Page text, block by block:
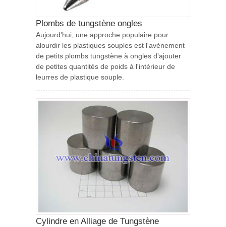
Plombs de tungstène ongles
Aujourd'hui, une approche populaire pour
alourdir les plastiques souples est l'avènement
de petits plombs tungstène à ongles d'ajouter
de petites quantités de poids à l'intérieur de
leurres de plastique souple.
Cylindre en Alliage de Tungstène